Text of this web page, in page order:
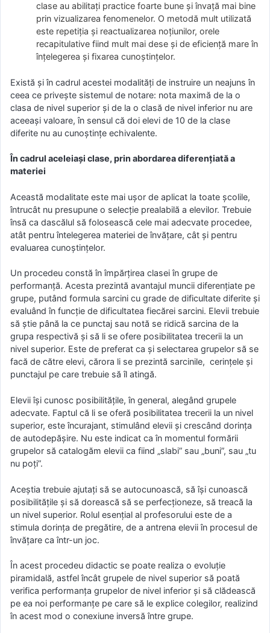
clase au abilitaţi practice foarte bune şi învaţă mai bine
prin vizualizarea fenomenelor. O metodă mult utilizată
este repetiţia şi reactualizarea noţiunilor, orele
recapitulative fiind mult mai dese şi de eficienţă mare în
înțelegerea şi fixarea cunoştinţelor.
Există şi în cadrul acestei modalităţi de instruire un neajuns în
ceea ce priveşte sistemul de notare: nota maximă de la o
clasa de nivel superior şi de la o clasă de nivel inferior nu are
aceeaşi valoare, în sensul că doi elevi de 10 de la clase
diferite nu au cunoştinţe echivalente.
În cadrul aceleiași clase, prin abordarea diferențiată a
materiei
Această modalitate este mai uşor de aplicat la toate şcolile,
întrucât nu presupune o selecţie prealabilă a elevilor. Trebuie
însă ca dascălul să folosească cele mai adecvate procedee,
atât pentru întelegerea materiei de învăţare, cât şi pentru
evaluarea cunoştinţelor.
Un procedeu constă în împărţirea clasei în grupe de
performanţă. Acesta prezintă avantajul muncii diferenţiate pe
grupe, putând formula sarcini cu grade de dificultate diferite şi
evaluând în funcţie de dificultatea fiecărei sarcini. Elevii trebuie
să ştie până la ce punctaj sau notă se ridică sarcina de la
grupa respectivă şi să li se ofere posibilitatea trecerii la un
nivel superior. Este de preferat ca şi selectarea grupelor să se
facă de către elevi, cărora li se prezintă sarcinile, cerinţele şi
punctajul pe care trebuie să îl atingă.
Elevii îşi cunosc posibilităţile, în general, alegând grupele
adecvate. Faptul că li se oferă posibilitatea trecerii la un nivel
superior, este încurajant, stimulând elevii şi crescând dorinţa
de autodepăşire. Nu este indicat ca în momentul formării
grupelor să catalogăm elevii ca fiind „slabi” sau „buni”, sau „tu
nu poţi”.
Aceştia trebuie ajutaţi să se autocunoască, să îşi cunoască
posibilităţile şi să dorească să se perfecţioneze, să treacă la
un nivel superior. Rolul esenţial al profesorului este de a
stimula dorinţa de pregătire, de a antrena elevii în procesul de
învăţare ca într-un joc.
În acest procedeu didactic se poate realiza o evoluţie
piramidală, astfel încât grupele de nivel superior să poată
verifica performanţa grupelor de nivel inferior şi să clădească
pe ea noi performanţe pe care să le explice colegilor, realizind
în acest mod o conexiune inversă între grupe.